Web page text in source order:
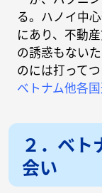
る。ハノイ中
にあり、不動
の誘惑もない
のには打って
ベトナム他各
２．ベト
会い